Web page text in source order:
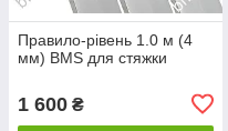
Правило-рівень 1.0 м (4
мм) BMS для стяжки
1 600 ₴